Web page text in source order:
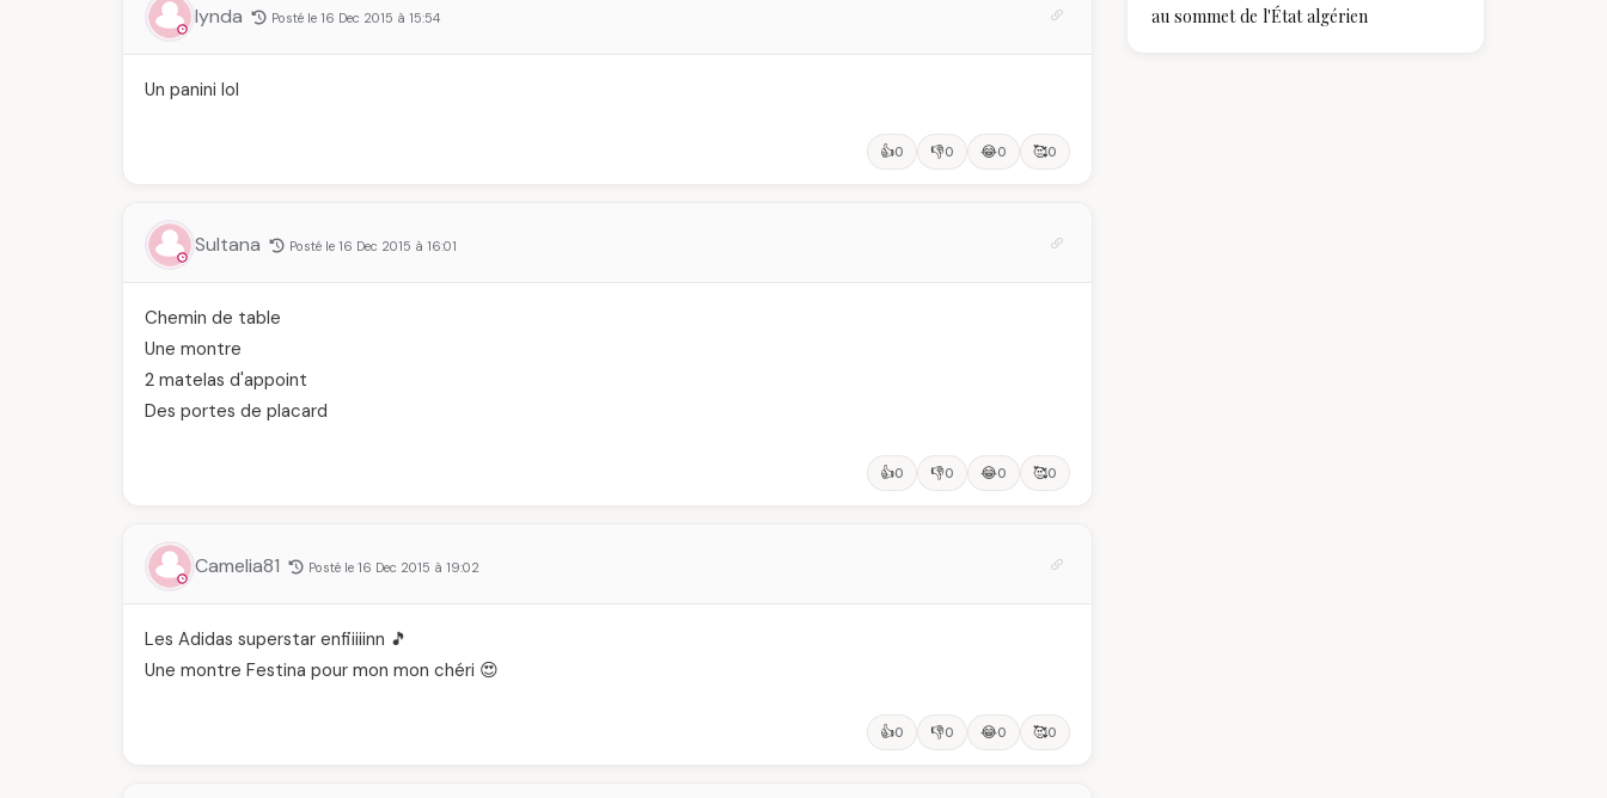
lynda Posté le 16 Dec 2015 à 15:54
Un panini lol
👍0 👎0 😂0 🥰0
Sultana Posté le 16 Dec 2015 à 16:01
Chemin de table
Une montre
2 matelas d'appoint
Des portes de placard
👍0 👎0 😂0 🥰0
Camelia81 Posté le 16 Dec 2015 à 19:02
Les Adidas superstar enfiiiiinn 🎵
Une montre Festina pour mon mon chéri 😍
👍0 👎0 😂0 🥰0
au sommet de l'État algérien